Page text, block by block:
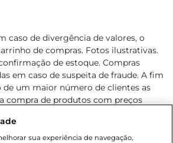
caso de divergência de valores, o
de compras. Fotos ilustrativas.
de estoque. Compras
em caso de suspeita de fraude. A fim
de um maior número de clientes as
compra de produtos com preços
e condições são exclusivos para
durante o dia de hoje, podendo
sua experiência de navegação,